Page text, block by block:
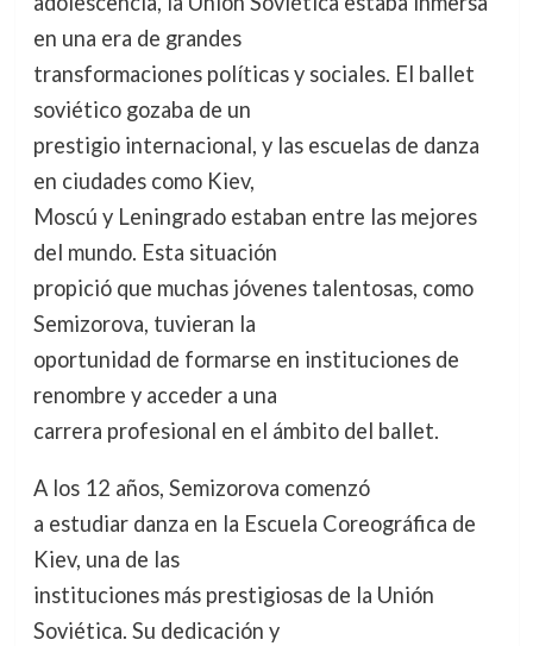
en una era de grandes
transformaciones políticas y sociales. El ballet
soviético gozaba de un
prestigio internacional, y las escuelas de danza
en ciudades como Kiev,
Moscú y Leningrado estaban entre las mejores
del mundo. Esta situación
propició que muchas jóvenes talentosas, como
Semizorova, tuvieran la
oportunidad de formarse en instituciones de
renombre y acceder a una
carrera profesional en el ámbito del ballet.
A los 12 años, Semizorova comenzó
a estudiar danza en la Escuela Coreográfica de
Kiev, una de las
instituciones más prestigiosas de la Unión
Soviética. Su dedicación y